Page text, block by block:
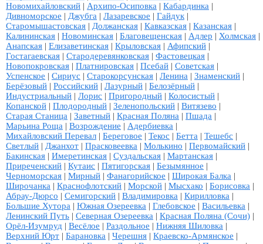
Новомихайловский | Архипо-Осиповка | Кабардинка |
Дивноморское | Джубга | Лазаревское | Гайдук|
Старомышастовская | Должанская | Кавказская | Казанская |
Калининская | Новоминская | Благовещенская | Адлер | Холмская |
Анапская | Елизаветинская | Крыловская | Афипский |
Гостагаевская | Стародеревянковская | Фастовецкая |
Новопокровская | Платнировская | Псебай | Советская |
Успенское | Сириус | Старокорсунская | Ленина | Знаменский |
Берёзовый | Российский | Лазурный | Белозёрный |
Индустриальный | Лорис | Пригородный | Колосистый |
Копанской | Плодородный | Зеленопольский | Витязево |
Старая Станица | Заветный | Красная Поляна | Пшада |
Марьина Роща | Возрождение | Адербиевка |
Михайловский Перевал | Береговое | Текос | Бетта | Тешебс |
Светлый | Джанхот | Прасковеевка | Молькино | Первомайский |
Бакинская | Имеретинская | Суздальская | Мартанская |
Приреченский | Кутаис | Пятигорская | Безымянное |
Черноморская | Мирный | Фанагорийское | Широкая Балка |
Широчанка | Краснофлотский | Морской | Мысхако | Борисовка |
Абрау-Дюрсо | Семигорский | Владимировка | Кирилловка |
Большие Хутора | Южная Озереевка | Глебовское | Васильевка |
Ленинский Путь | Северная Озереевка | Красная Поляна (Сочи) |
Орёл-Изумруд | Весёлое | Раздольное | Нижняя Шиловка |
Верхний Юрт | Барановка | Черешня | Краевско-Армянское |